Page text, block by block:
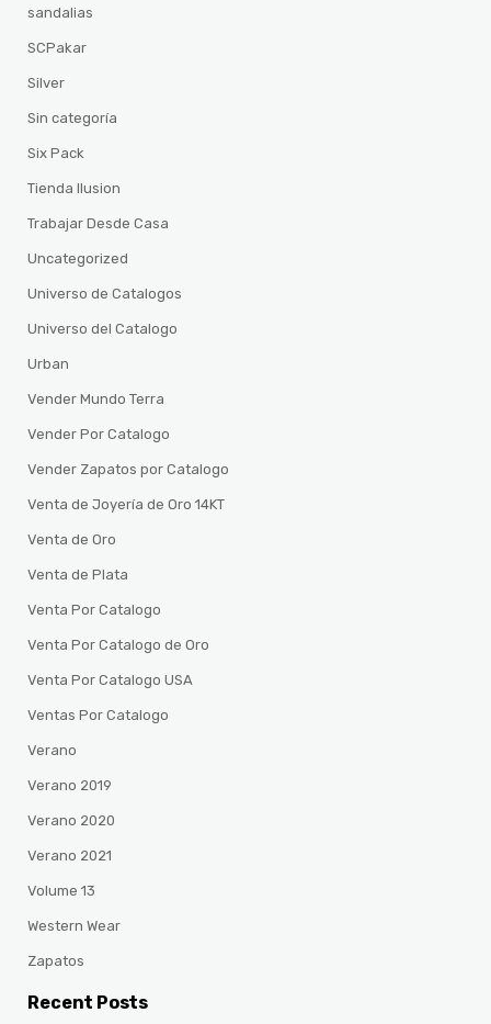
sandalias
SCPakar
Silver
Sin categoría
Six Pack
Tienda Ilusion
Trabajar Desde Casa
Uncategorized
Universo de Catalogos
Universo del Catalogo
Urban
Vender Mundo Terra
Vender Por Catalogo
Vender Zapatos por Catalogo
Venta de Joyería de Oro 14KT
Venta de Oro
Venta de Plata
Venta Por Catalogo
Venta Por Catalogo de Oro
Venta Por Catalogo USA
Ventas Por Catalogo
Verano
Verano 2019
Verano 2020
Verano 2021
Volume 13
Western Wear
Zapatos
Recent Posts